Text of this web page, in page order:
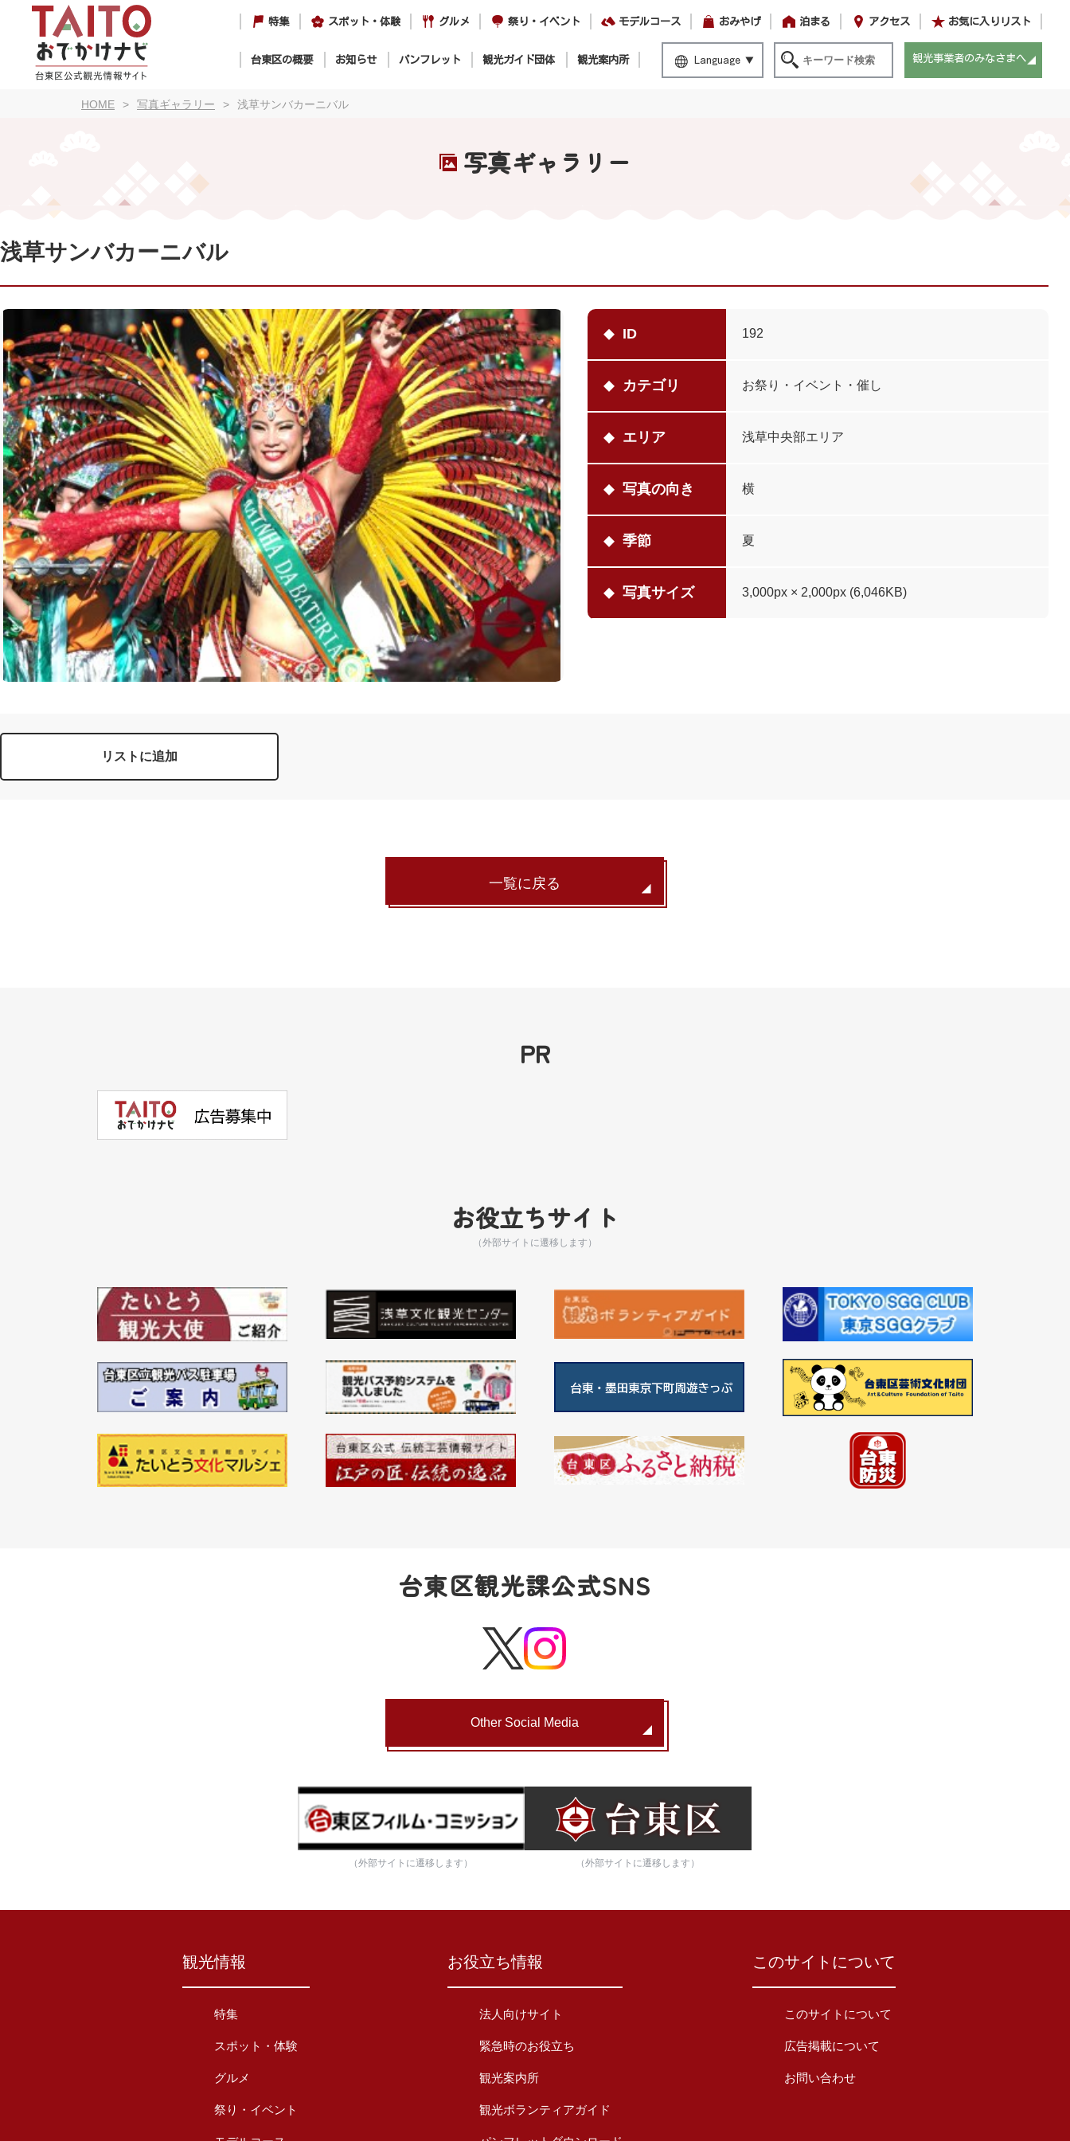
特集 スポット・体験 グルメ 祭り・イベント モデルコース おみやげ 泊まる アクセス お気に入りリスト
台東区の概要 お知らせ パンフレット 観光ガイド団体 観光案内所 Language 観光事業者のみなさまへ
HOME 写真ギャラリー 浅草サンバカーニバル
写真ギャラリー
浅草サンバカーニバル
ID 192
カテゴリ お祭り・イベント・催し
エリア 浅草中央部エリア
写真の向き 横
季節 夏
写真サイズ 3,000px × 2,000px (6,046KB)
リストに追加
一覧に戻る
PR
お役立ちサイト
（外部サイトに遷移します）
台東区観光課公式SNS
Other Social Media
（外部サイトに遷移します） （外部サイトに遷移します）
観光情報
特集
スポット・体験
グルメ
祭り・イベント
お役立ち情報
法人向けサイト
緊急時のお役立ち
観光案内所
観光ボランティアガイド
このサイトについて
このサイトについて
広告掲載について
お問い合わせ